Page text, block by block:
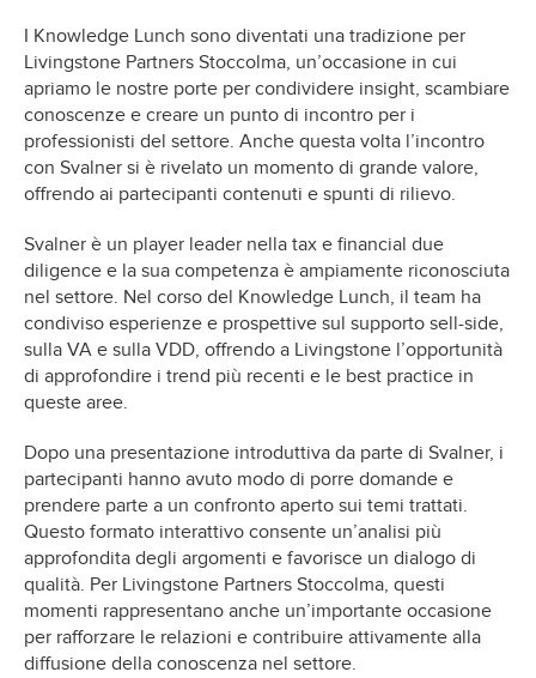
I Knowledge Lunch sono diventati una tradizione per
Livingstone Partners Stoccolma, un’occasione in cui
apriamo le nostre porte per condividere insight, scambiare
conoscenze e creare un punto di incontro per i
professionisti del settore. Anche questa volta l’incontro
con Svalner si è rivelato un momento di grande valore,
offrendo ai partecipanti contenuti e spunti di rilievo.
Svalner è un player leader nella tax e financial due
diligence e la sua competenza è ampiamente riconosciuta
nel settore. Nel corso del Knowledge Lunch, il team ha
condiviso esperienze e prospettive sul supporto sell-side,
sulla VA e sulla VDD, offrendo a Livingstone l’opportunità
di approfondire i trend più recenti e le best practice in
queste aree.
Dopo una presentazione introduttiva da parte di Svalner, i
partecipanti hanno avuto modo di porre domande e
prendere parte a un confronto aperto sui temi trattati.
Questo formato interattivo consente un’analisi più
approfondita degli argomenti e favorisce un dialogo di
qualità. Per Livingstone Partners Stoccolma, questi
momenti rappresentano anche un’importante occasione
per rafforzare le relazioni e contribuire attivamente alla
diffusione della conoscenza nel settore.